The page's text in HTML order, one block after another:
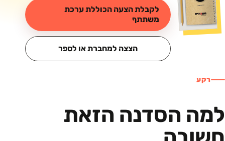
לקבלת הצעה הכוללת ערכת
משתתף
הצצה למחברת או לספר
רקע
למה הסדנה הזאת